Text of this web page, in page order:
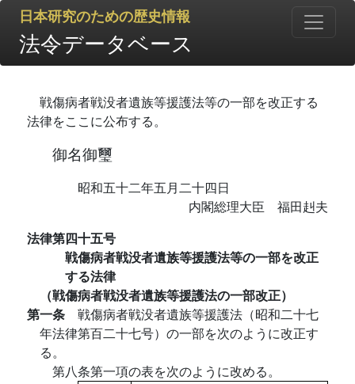
日本研究のための歴史情報
法令データベース
戦傷病者戦没者遺族等援護法等の一部を改正する
法律をここに公布する。
御名御璽
昭和五十二年五月二十四日
内閣総理大臣 福田赳夫
法律第四十五号
戦傷病者戦没者遺族等援護法等の一部を改正
する法律
（戦傷病者戦没者遺族等援護法の一部改正）
第一条 戦傷病者戦没者遺族等援護法（昭和二十七
年法律第百二十七号）の一部を次のように改正す
る。
第八条第一項の表を次のように改める。